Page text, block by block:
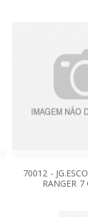
70012 -
RANGER 7